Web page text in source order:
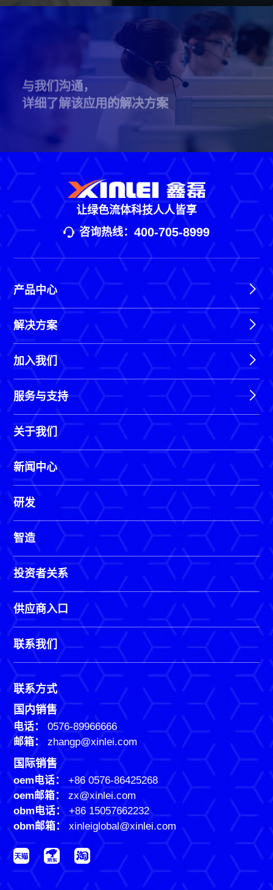
与我们沟通，
详细了解该应用的解决方案
让绿色流体科技人人皆享
咨询热线： 400-705-8999
产品中心
解决方案
加入我们
服务与支持
关于我们
新闻中心
研发
智造
投资者关系
供应商入口
联系我们
联系方式
国内销售
电话：
0576-89966666
邮箱：
zhangp@xinlei.com
国际销售
oem电话：
+86 0576-86425268
oem邮箱：
zx@xinlei.com
obm电话： +86 15057662232
obm邮箱：
xinleiglobal@xinlei.com